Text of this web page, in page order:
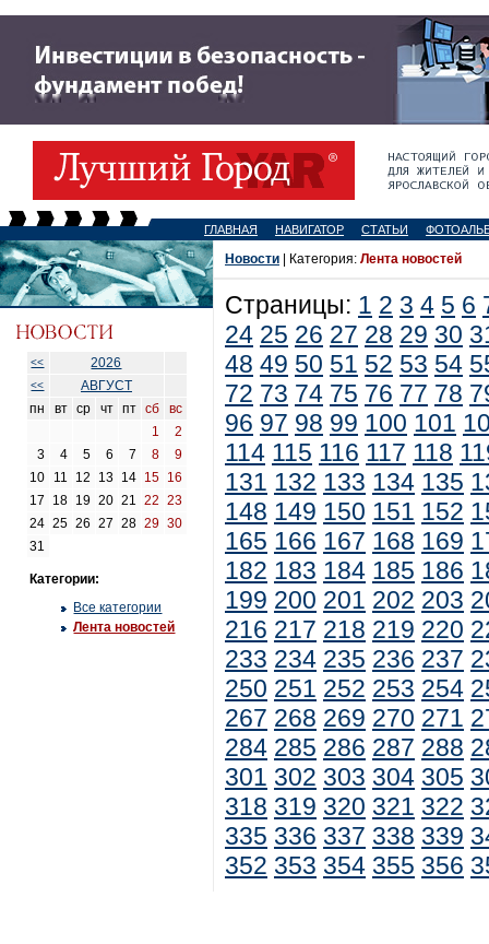
ГЛАВНАЯ НАВИГАТОР СТАТЬИ
<< 2026
<<
АВГУСТ
пн
вт ср чт пт сб
вс
1
2
3
4 5 6 7 8
9
10
11 12 13 14 15 16
17
18 19 20 21 22
23
24 25 26 27 28 29 30
31
Категории:
Все категории
Лента новостей
Новости | Категория: Лента новостей
Страницы: 1 2 3 4 5 6
24 25 26 27 28 29 30
48 49 50 51 52 53 54
72 73 74 75 76 77 78
96 97 98 99 100 101
114 115 116 117 118
131 132 133 134 135
148 149 150 151 152
165 166 167 168 169
182 183 184 185 186
199 200 201 202 203
216 217 218 219 220
233 234 235 236 237
250 251 252 253 254
267 268 269 270 271
284 285 286 287 288
301 302 303 304 305
318 319 320 321 322
335 336 337 338 339
352 353 354 355 356